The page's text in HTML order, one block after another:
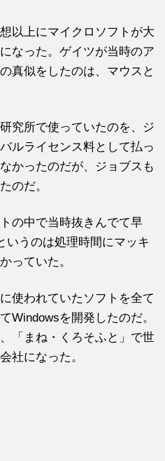
以上にマイクロソフトが大
なった。ゲイツが当時のア
真似をしたのは、マウスと
究所で使っていたのを、ジ
ルライセンス料として払っ
かったのだが、ジョブスも
のだ。
の中で当時抜きんでて早
いうのは処理時間にマッキ
っていた。
使われていたソフトを全て
Windowsを開発したのだ。
「まね・くろそふと」で世
社になった。